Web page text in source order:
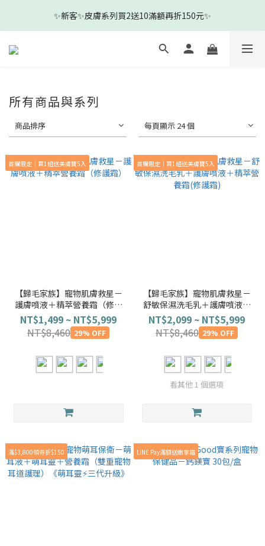
🎉新客下單即贈新客見面禮-沐浴清耳組🎉
✨新客✨皮膚系列買2送10滿額再折150元✨
1
5
4
4
3
3
2
7
6
4
3
2
1
6
5
4
秒 前往查看
所有商品與系列
商品排序 每頁顯示 24 個
首購限定｜買1組送美膚寶5入
【歸毛家族】寵物肌膚救星－
護膚噴液＋精萃營養霜（修護
霜）
NT$1,499 ~ NT$5,999
NT$8,460 29% OFF
首購限定｜買1組送美膚寶5入
【歸毛家族】寵物肌膚救星－
舒敏保濕洗毛乳＋護膚噴液＋
精萃營養霜(修護霜)
NT$2,099 ~ NT$5,999
NT$8,460 29% OFF
看其他 1 個選項
滿$3,800領券折$150 LINE Pay滿額送嫩掌霜